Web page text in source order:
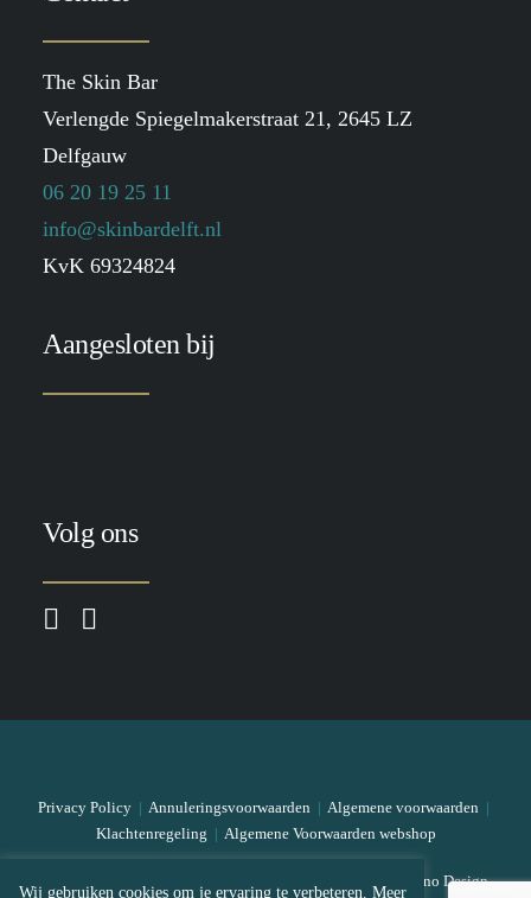
The Skin Bar
Verlengde Spiegelmakerstraat 21, 2645 LZ
Delfgauw
06 20 19 25 11
info@skinbardelft.nl
KvK 69324824
Aangesloten bij
Volg ons
Privacy Policy | Annuleringsvoorwaarden | Algemene voorwaarden |
Klachtenregeling | Algemene Voorwaarden webshop
Designed by Mono Design
Wij gebruiken cookies om je ervaring te verbeteren. Meer